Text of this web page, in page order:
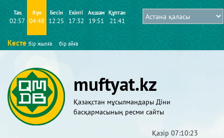
Таң
02:57
Күн
04:48
Бесін
12:25
Екінті
17:32
Ақшам
19:51
Құптан
21:41
Кесте бір жылға бір айға
muftyat.kz
Қазақстан мұсылмандары Діни
басқармасының ресми сайты
Қазір 07:10:24